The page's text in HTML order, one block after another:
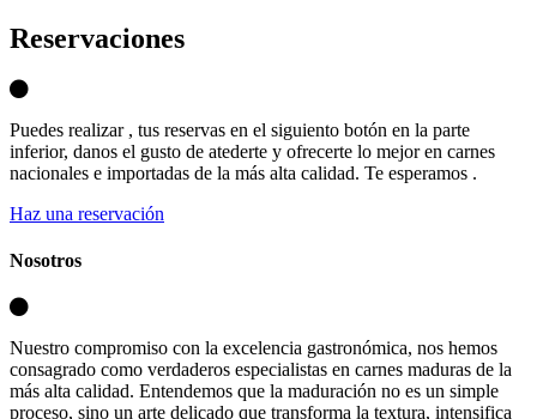
Reservaciones
Puedes realizar , tus reservas en el siguiento botón en la parte
inferior, danos el gusto de atederte y ofrecerte lo mejor en carnes
nacionales e importadas de la más alta calidad. Te esperamos .
Haz una reservación
Nosotros
Nuestro compromiso con la excelencia gastronómica, nos hemos
consagrado como verdaderos especialistas en carnes maduras de la
más alta calidad. Entendemos que la maduración no es un simple
proceso, sino un arte delicado que transforma la textura, intensifica